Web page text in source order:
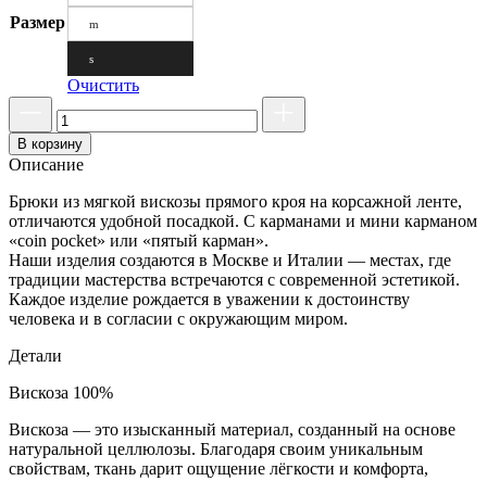
Размер m
s
Очистить
В корзину
Описание
Брюки из мягкой вискозы прямого кроя на корсажной ленте,
отличаются удобной посадкой. С карманами и мини карманом
«coin pocket» или «пятый карман».
Наши изделия создаются в Москве и Италии — местах, где
традиции мастерства встречаются с современной эстетикой.
Каждое изделие рождается в уважении к достоинству
человека и в согласии с окружающим миром.
Детали
Вискоза 100%
Вискоза — это изысканный материал, созданный на основе
натуральной целлюлозы. Благодаря своим уникальным
свойствам, ткань дарит ощущение лёгкости и комфорта,